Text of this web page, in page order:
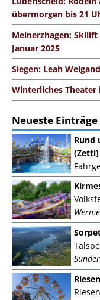
übermorgen bis 21
Meinerzhagen:
Januar 2025
Siegen: Leah
Winterliches Theater
Neueste Einträge
Rund
(Zettl)